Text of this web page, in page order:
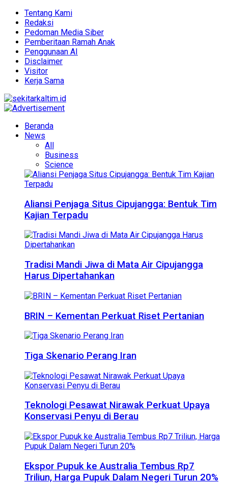
Tentang Kami
Redaksi
Pedoman Media Siber
Pemberitaan Ramah Anak
Penggunaan AI
Disclaimer
Visitor
Kerja Sama
Beranda
News
All
Business
Science
Aliansi Penjaga Situs Cipujangga: Bentuk Tim
Kajian Terpadu
Tradisi Mandi Jiwa di Mata Air Cipujangga
Harus Dipertahankan
BRIN – Kementan Perkuat Riset Pertanian
Tiga Skenario Perang Iran
Teknologi Pesawat Nirawak Perkuat Upaya
Konservasi Penyu di Berau
Ekspor Pupuk ke Australia Tembus Rp7
Triliun, Harga Pupuk Dalam Negeri Turun 20%